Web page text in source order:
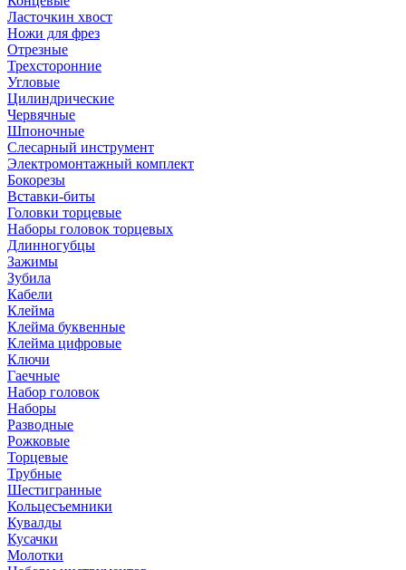
Ласточкин хвост
Ножи для фрез
Отрезные
Трехсторонние
Угловые
Цилиндрические
Червячные
Шпоночные
Слесарный инструмент
Электромонтажный комплект
Бокорезы
Вставки-биты
Головки торцевые
Наборы головок торцевых
Длинногубцы
Зажимы
Зубила
Кабели
Клейма
Клейма буквенные
Клейма цифровые
Ключи
Гаечные
Набор головок
Наборы
Разводные
Рожковые
Торцевые
Трубные
Шестигранные
Кольцесъемники
Кувалды
Кусачки
Молотки